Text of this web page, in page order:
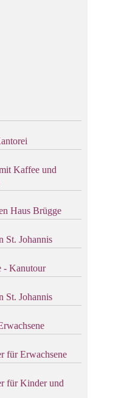
Kaffee und
Haus Brügge
St. Johannis
- Kanutour
St. Johannis
für Erwachsene
für Kinder und